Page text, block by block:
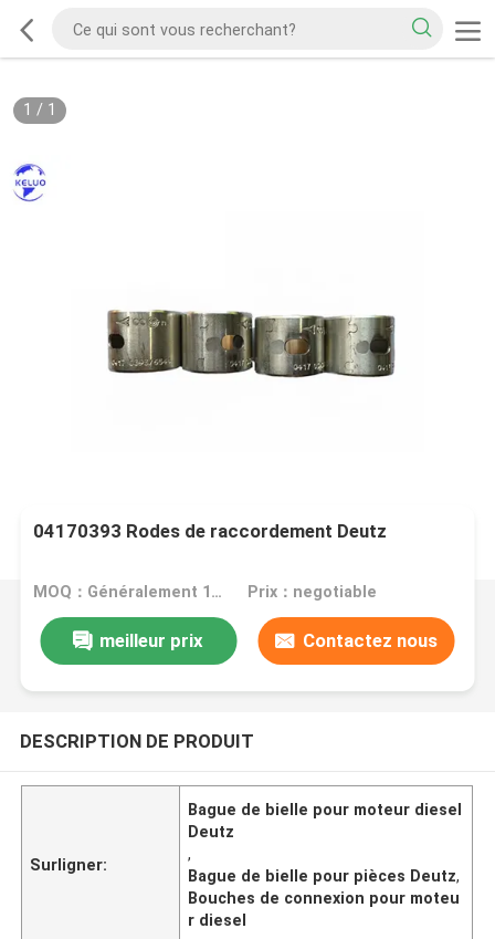
1 / 1
04170393 Rodes de raccordement Deutz
MOQ：Généralement 1 pièce Prix：negotiable
meilleur prix Contactez nous
DESCRIPTION DE PRODUIT
Surligner:
Bague de bielle pour moteur diesel
Deutz
,
Bague de bielle pour pièces Deutz,
Bouches de connexion pour moteu
r diesel